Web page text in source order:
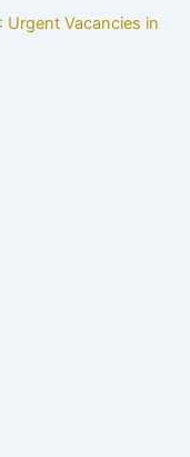
Urgent Vacancies in